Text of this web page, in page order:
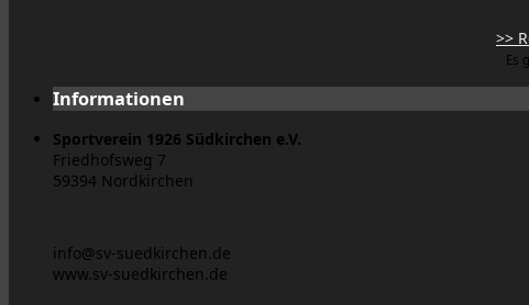
>>
Es
Informationen
Sportverein 1926 Südkirchen e.V.
Friedhofsweg 7
59394 Nordkirchen
info@sv-suedkirchen.de
www.sv-suedkirchen.de